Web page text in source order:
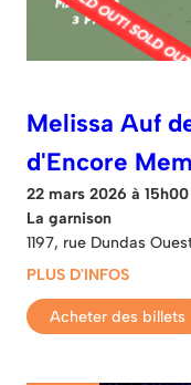
Melissa Auf
d'Encore
22 mars 2026 à 15h00
La garnison
1197, rue Dundas
PLUS D'INFOS
Acheter des billets